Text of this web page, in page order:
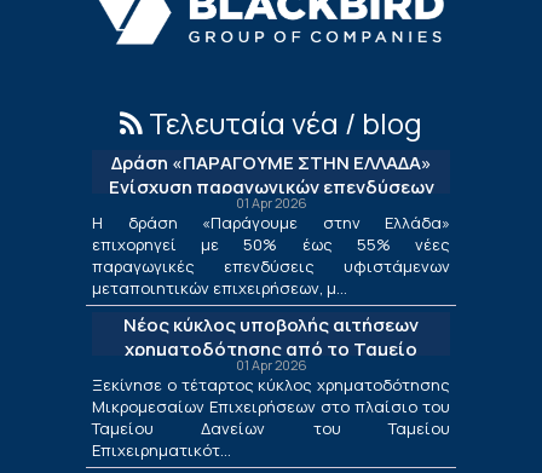
Τελευταία νέα / blog
Δράση «ΠΑΡΑΓΟΥΜΕ ΣΤΗΝ ΕΛΛΑΔΑ»
Ενίσχυση παραγωγικών επενδύσεων
μεταποίησης
01 Apr 2026
Η δράση «Παράγουμε στην Ελλάδα»
επιχορηγεί με 50% έως 55% νέες
παραγωγικές επενδύσεις υφιστάμενων
μεταποιητικών επιχειρήσεων, μ...
Νέος κύκλος υποβολής αιτήσεων
χρηματοδότησης από το Ταμείο
Δανείων του ΤΕΠΙΧ ΙΙΙ
01 Apr 2026
Ξεκίνησε ο τέταρτος κύκλος χρηματοδότησης
Μικρομεσαίων Επιχειρήσεων στο πλαίσιο του
Ταμείου Δανείων του Ταμείου
Επιχειρηματικότ...